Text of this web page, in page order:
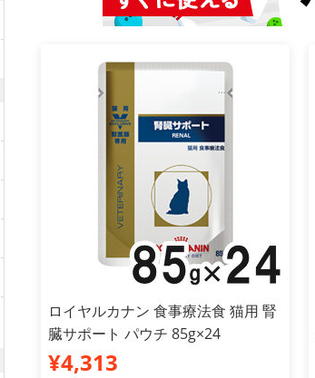
ロイヤルカナン 食事療法食 猫用 腎
臓サポート パウチ 85g×24
¥4,313